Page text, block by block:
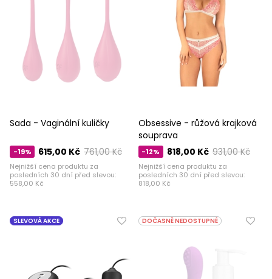
Sada - Vaginální kuličky
-19% 761,00 Kč
615,00 Kč
Nejnižší cena produktu za
posledních 30 dní před slevou:
558,00 Kč
Obsessive - růžová krajková
souprava
-12% 931,00 Kč
818,00 Kč
Nejnižší cena produktu za
posledních 30 dní před slevou:
818,00 Kč
SLEVOVÁ AKCE DOČASNĚ NEDOSTUPNÉ